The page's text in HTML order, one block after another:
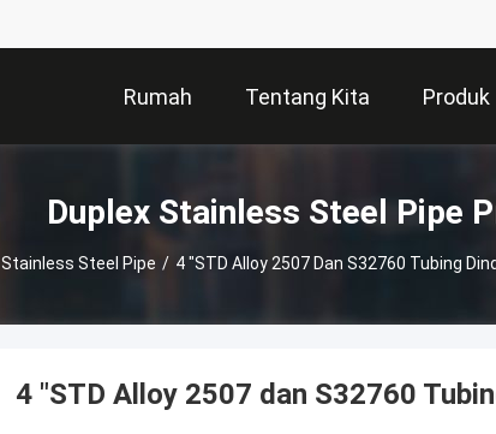
Rumah Tentang Kita Produk
Duplex Stainless Steel Pipe
Steel Pipe / 4 "STD Alloy 2507 Dan S32760 Tubing
4 "STD Alloy 2507 dan S32760